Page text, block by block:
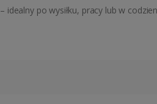
– idealny po wysiłku, pracy lub w